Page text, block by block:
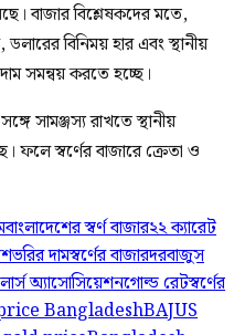
বাজার বিশ্লেষকদের মতে,
বিনিময় হার এবং স্থানীয়
সমন্বয় করতে হচ্ছে।
সামঞ্জস্য রাখতে স্থানীয়
ফলে স্বর্ণের বাজারে ক্রেতা ও
বাংলাদেশের স্বর্ণ বাজার২২ ক্যারেট
ভরির দামস্বর্ণের বাজারদরবাজুস
অ্যাসোসিয়েশনগোল্ড রেটস্বর্ণের
BangladeshBAJUS